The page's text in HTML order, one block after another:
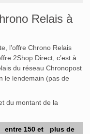
Relais à
l’offre Chrono Relais
2Shop Direct, c’est à
du réseau Chronopost
le lendemain (pas de
du montant de la
entre 150 et
plus de